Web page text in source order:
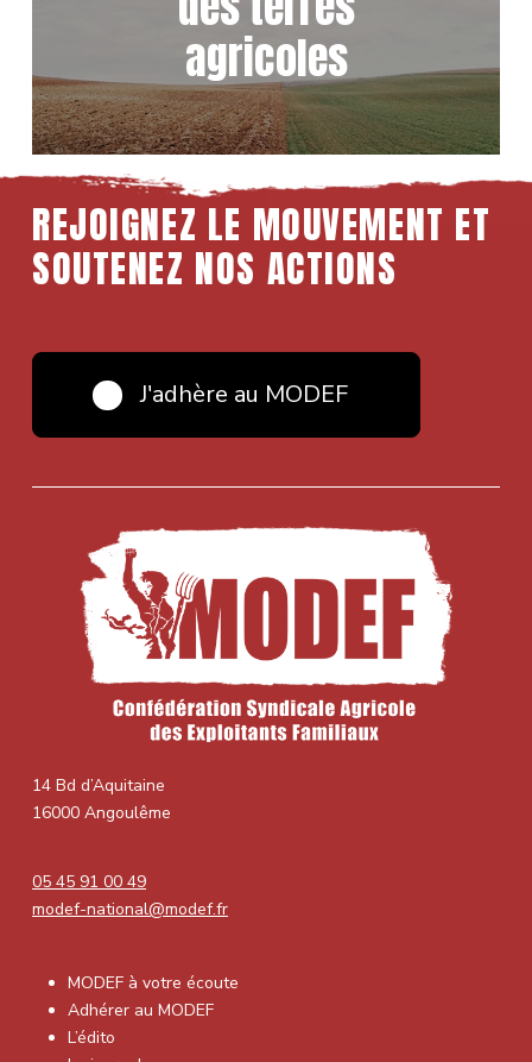
agricoles
REJOIGNEZ LE MOUVEMENT ET
SOUTENEZ NOS ACTIONS
J'adhère au MODEF
14 Bd d’Aquitaine
16000 Angoulême
05 45 91 00 49
modef-national@modef.fr
MODEF à votre écoute
Adhérer au MODEF
L’édito